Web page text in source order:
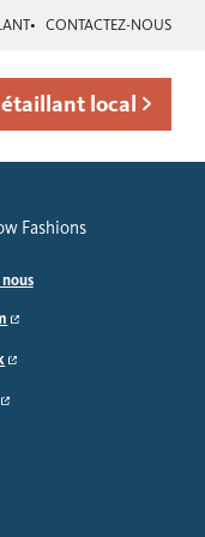
CONTACTEZ-NOUS
local
Fashions